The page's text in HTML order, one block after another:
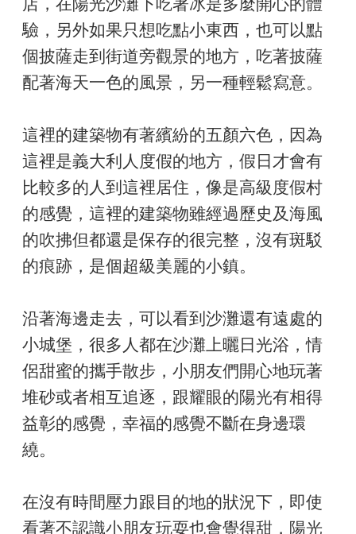
驗，另外如果只想吃點小東西，也可以點
個披薩走到街道旁觀景的地方，吃著披薩
配著海天一色的風景，另一種輕鬆寫意。
這裡的建築物有著繽紛的五顏六色，因為
這裡是義大利人度假的地方，假日才會有
比較多的人到這裡居住，像是高級度假村
的感覺，這裡的建築物雖經過歷史及海風
的吹拂但都還是保存的很完整，沒有斑駁
的痕跡，是個超級美麗的小鎮。
沿著海邊走去，可以看到沙灘還有遠處的
小城堡，很多人都在沙灘上曬日光浴，情
侶甜蜜的攜手散步，小朋友們開心地玩著
堆砂或者相互追逐，跟耀眼的陽光有相得
益彰的感覺，幸福的感覺不斷在身邊環
繞。
在沒有時間壓力跟目的地的狀況下，即使
看著不認識小朋友玩耍也會覺得甜，陽光